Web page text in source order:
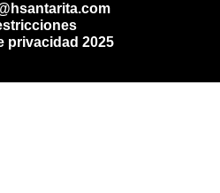
privacidad 2025